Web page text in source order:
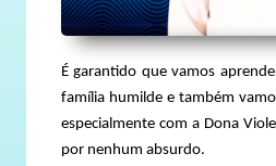
É garantido que vamos
família humilde e também
especialmente com a Dona
por nenhum absurdo.